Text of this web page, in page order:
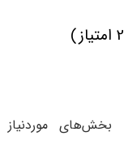
بخش‌های موردنیاز